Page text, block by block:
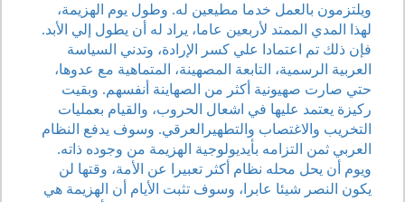
ويلتزمون بالعمل خدما مطيعين له. وطول يوم الهزيمة،
لهذا المدي الممتد لأربعين عاما، يراد له أن يطول إلي الأبد.
فإن ذلك تم اعتمادا علي كسر الإرادة، وتدني السياسة
العربية الرسمية، التابعة المصهينة، المتماهية مع عدوها،
حتي صارت صهيونية أكثر من الصهاينة أنفسهم. وبقيت
ركيزة يعتمد عليها في اشعال الحروب، والقيام بعمليات
التخريب والاغتصاب والتطهيرالعرقي. وسوف يدفع النظام
العربي ثمن التزامه بأيديولوجية الهزيمة من وجوده ذاته.
ويوم أن يحل محله نظام أكثر تعبيرا عن الأمة، وقتها لن
يكون النصر شيئا عابرا، وسوف تثبت الأيام أن الهزيمة هي